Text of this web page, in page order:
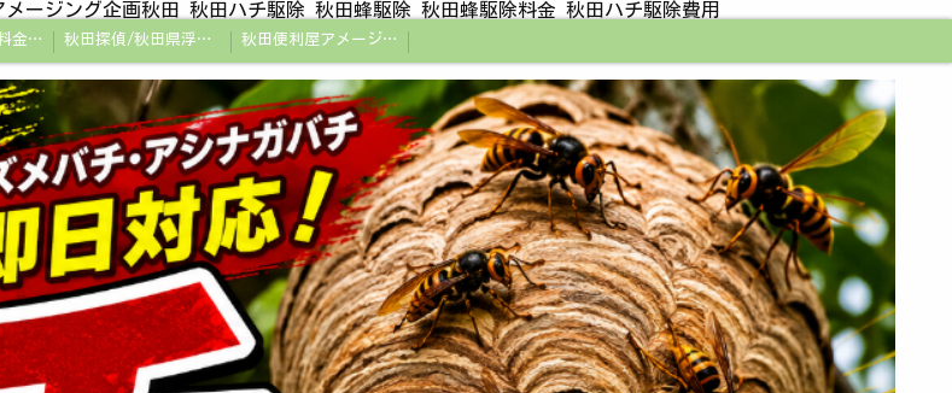
ージング企画秋田 秋田ハチ駆除 秋田蜂駆除 秋田蜂駆除料金 秋田ハチ駆除費用
秋田県の蜂駆除料金・蜂の巣駆除の相場【全国平均と比較】 秋田探偵/秋田県浮気調査/秋田市万引きGメン 秋田便利屋アメージング企画秋田